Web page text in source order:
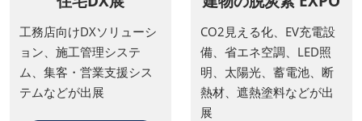
工務店向けDXソリューシ
ョン、施工管理システ
ム、集客・営業支援シス
テムなどが出展
CO2見える化、EV充電設
備、省エネ空調、LED照
明、太陽光、蓄電池、断
熱材、遮熱塗料などが出
展